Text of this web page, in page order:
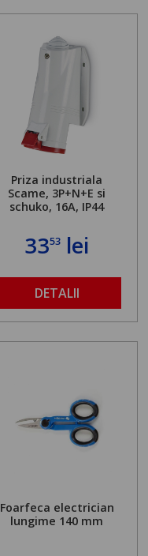
Priza industriala
Scame, 3P+N+E si
schuko, 16A, IP44
3353 lei
DETALII
Foarfeca electrician
lungime 140 mm